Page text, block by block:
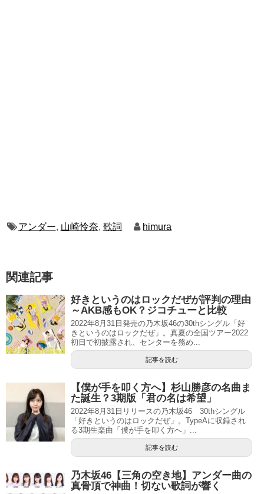
アンダー, 山崎怜奈, 歌詞 himura
関連記事
好きというのはロックだぜが評判の理由
～AKB感もOK？ジコチューと比較
2022年8月31日発売の乃木坂46の30thシングル「好
きというのはロックだぜ」。真夏の全国ツアー2022
初日で初披露され、センターを務め...
記事を読む
【僕が手を叩く方へ】杉山勝彦の名曲ま
た誕生？3期版「君の名は希望」
2022年8月31日リリースの乃木坂46 30thシングル
「好きというのはロックだぜ」。TypeAに収録され
る3期生楽曲「僕が手を叩く方へ」...
記事を読む
乃木坂46【三角の空き地】アンダー曲の
真骨頂で神曲！切ない歌詞が響く